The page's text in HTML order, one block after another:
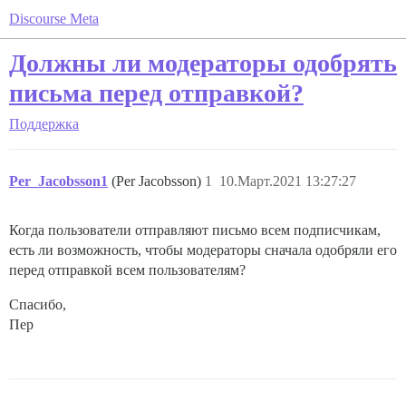
Discourse Meta
Должны ли модераторы одобрять
письма перед отправкой?
Поддержка
Per_Jacobsson1 (Per Jacobsson) 10.Март.2021 13:27:27
1
Когда пользователи отправляют письмо всем подписчикам,
есть ли возможность, чтобы модераторы сначала одобряли его
перед отправкой всем пользователям?
Спасибо,
Пер